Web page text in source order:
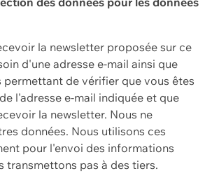
la newsletter proposée sur ce
d'une adresse e-mail ainsi que
de vérifier que vous êtes
l'adresse e-mail indiquée et que
la newsletter. Nous ne
données. Nous utilisons ces
pour l'envoi des informations
transmettons pas à des tiers.